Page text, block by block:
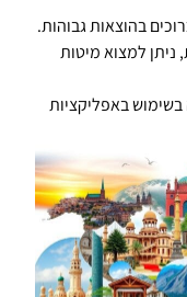
בהוצאות גבוהות.
למצוא מיטות
באפליקציות